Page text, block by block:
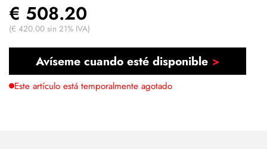
€ 508.20
(€ 420.00 sin 21% IVA)
Avíseme cuando esté disponible
Este artículo está temporalmente agotado